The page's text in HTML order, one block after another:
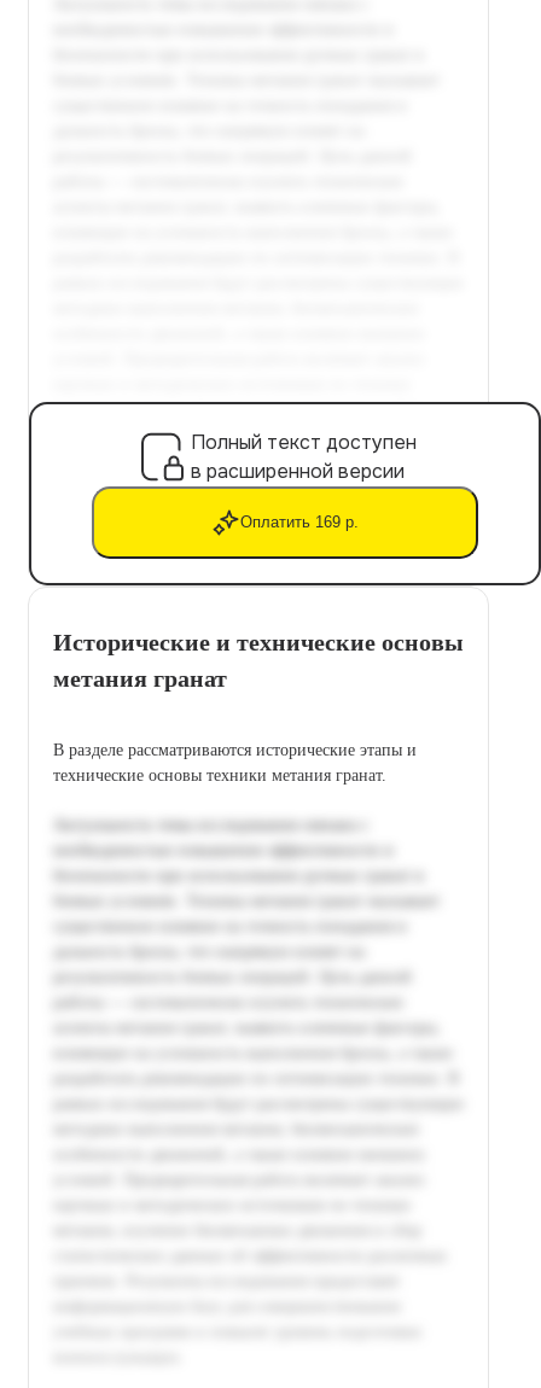
Полный текст доступен
в расширенной версии
Оплатить 169 р.
Исторические и технические основы
метания гранат
В разделе рассматриваются исторические этапы и
технические основы техники метания гранат.